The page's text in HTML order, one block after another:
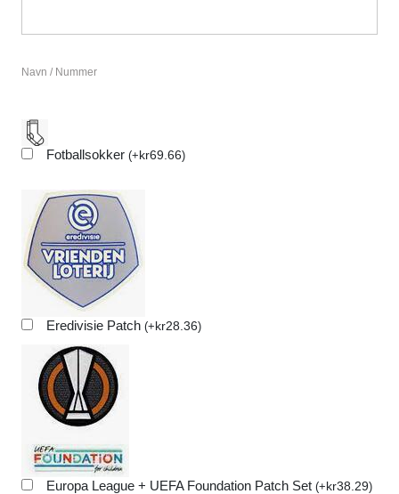
Navn / Nummer
Fotballsokker (+kr69.66)
Eredivisie Patch (+kr28.36)
Europa League + UEFA Foundation Patch Set (+kr38.29)